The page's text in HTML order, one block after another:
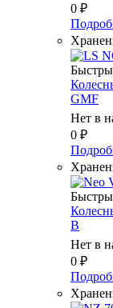
0 ₽
GMF
Нет в
0 ₽
B
Нет в
0 ₽